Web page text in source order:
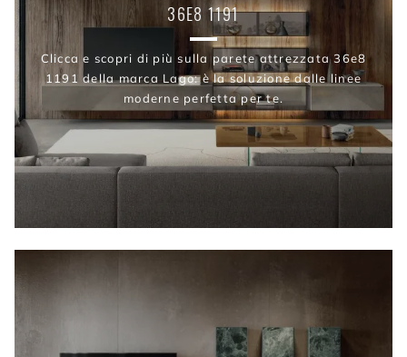
36E8 1191
Clicca e scopri di più sulla parete attrezzata 36e8
1191 della marca Lago: è la soluzione dalle linee
moderne perfetta per te.